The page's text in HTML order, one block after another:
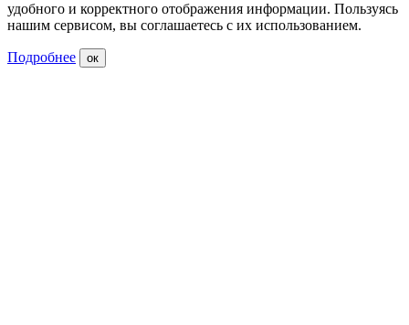
удобного и корректного отображения информации. Пользуясь
нашим сервисом, вы соглашаетесь с их использованием.
Подробнее ок